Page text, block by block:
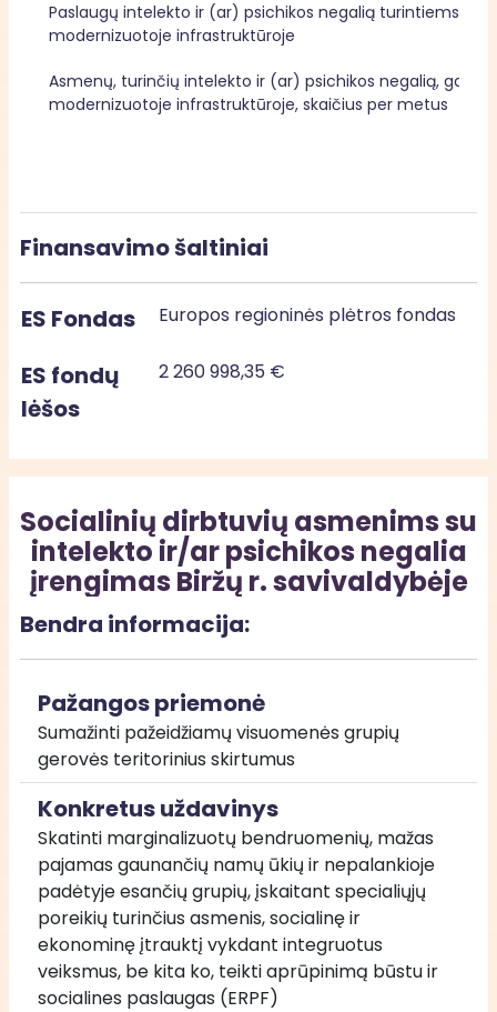
Paslaugų intelekto ir (ar) psichikos negalią turintiems
modernizuotoje infrastruktūroje
Asmenų, turinčių intelekto ir (ar) psichikos negalią,
modernizuotoje infrastruktūroje, skaičius per metus
Finansavimo šaltiniai
ES Fondas Europos regioninės plėtros fondas
ES fondų
lėšos
2 260 998,35 €
Socialinių dirbtuvių asmenims su
intelekto ir/ar psichikos negalia
įrengimas Biržų r. savivaldybėje
Bendra informacija:
Pažangos priemonė
Sumažinti pažeidžiamų visuomenės grupių
gerovės teritorinius skirtumus
Konkretus uždavinys
Skatinti marginalizuotų bendruomenių, mažas
pajamas gaunančių namų ūkių ir nepalankioje
padėtyje esančių grupių, įskaitant specialiųjų
poreikių turinčius asmenis, socialinę ir
ekonominę įtrauktį vykdant integruotus
veiksmus, be kita ko, teikti aprūpinimą būstu ir
socialines paslaugas (ERPF)